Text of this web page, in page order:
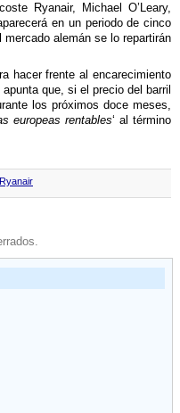
Ryanair, Michael O’Leary,
en un periodo de cinco
alemán se lo repartirán
hacer frente al encarecimiento
apunta que, si el precio del barril
los próximos doce meses,
europeas rentables‘ al término
Ryanair